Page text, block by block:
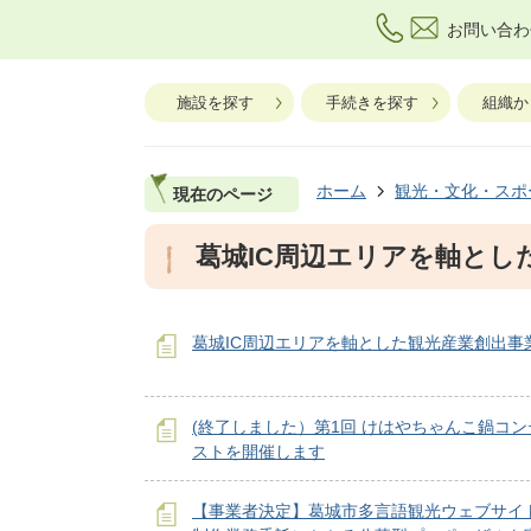
お問い合
施設を探す 手続きを探す 組織
現在のページ ホーム 観光・文化・スポ
葛城IC周辺エリアを軸とし
葛城IC周辺エリアを軸とした観光産業創出事
(終了しました）第1回 けはやちゃんこ鍋コン
ストを開催します
【事業者決定】葛城市多言語観光ウェブサイ